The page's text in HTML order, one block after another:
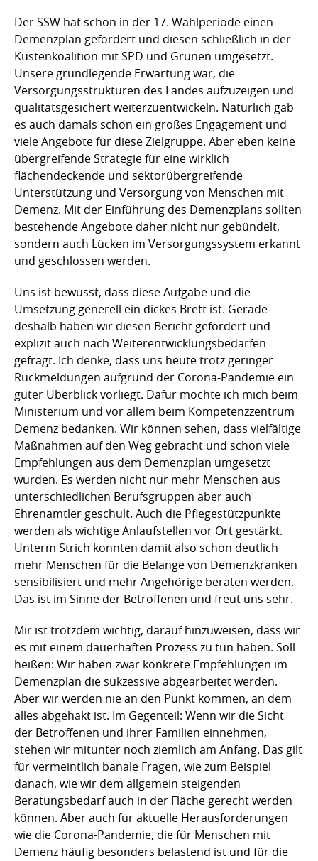
Der SSW hat schon in der 17. Wahlperiode einen
Demenzplan gefordert und diesen schließlich in der
Küstenkoalition mit SPD und Grünen umgesetzt.
Unsere grundlegende Erwartung war, die
Versorgungsstrukturen des Landes aufzuzeigen und
qualitätsgesichert weiterzuentwickeln. Natürlich gab
es auch damals schon ein großes Engagement und
viele Angebote für diese Zielgruppe. Aber eben keine
übergreifende Strategie für eine wirklich
flächendeckende und sektorübergreifende
Unterstützung und Versorgung von Menschen mit
Demenz. Mit der Einführung des Demenzplans sollten
bestehende Angebote daher nicht nur gebündelt,
sondern auch Lücken im Versorgungssystem erkannt
und geschlossen werden.
Uns ist bewusst, dass diese Aufgabe und die
Umsetzung generell ein dickes Brett ist. Gerade
deshalb haben wir diesen Bericht gefordert und
explizit auch nach Weiterentwicklungsbedarfen
gefragt. Ich denke, dass uns heute trotz geringer
Rückmeldungen aufgrund der Corona-Pandemie ein
guter Überblick vorliegt. Dafür möchte ich mich beim
Ministerium und vor allem beim Kompetenzzentrum
Demenz bedanken. Wir können sehen, dass vielfältige
Maßnahmen auf den Weg gebracht und schon viele
Empfehlungen aus dem Demenzplan umgesetzt
wurden. Es werden nicht nur mehr Menschen aus
unterschiedlichen Berufsgruppen aber auch
Ehrenamtler geschult. Auch die Pflegestützpunkte
werden als wichtige Anlaufstellen vor Ort gestärkt.
Unterm Strich konnten damit also schon deutlich
mehr Menschen für die Belange von Demenzkranken
sensibilisiert und mehr Angehörige beraten werden.
Das ist im Sinne der Betroffenen und freut uns sehr.
Mir ist trotzdem wichtig, darauf hinzuweisen, dass wir
es mit einem dauerhaften Prozess zu tun haben. Soll
heißen: Wir haben zwar konkrete Empfehlungen im
Demenzplan die sukzessive abgearbeitet werden.
Aber wir werden nie an den Punkt kommen, an dem
alles abgehakt ist. Im Gegenteil: Wenn wir die Sicht
der Betroffenen und ihrer Familien einnehmen,
stehen wir mitunter noch ziemlich am Anfang. Das gilt
für vermeintlich banale Fragen, wie zum Beispiel
danach, wie wir dem allgemein steigenden
Beratungsbedarf auch in der Fläche gerecht werden
können. Aber auch für aktuelle Herausforderungen
wie die Corona-Pandemie, die für Menschen mit
Demenz häufig besonders belastend ist und für die